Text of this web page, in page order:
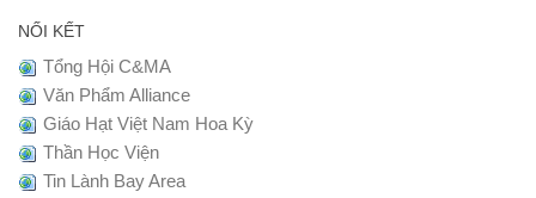
NỐI KẾT
Tổng Hội C&MA
Văn Phẩm Alliance
Giáo Hạt Việt Nam Hoa Kỳ
Thần Học Viện
Tin Lành Bay Area